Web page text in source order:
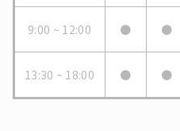
9:00 ~ 12:00 ● ●
13:30 ~ 18:00 ● ●